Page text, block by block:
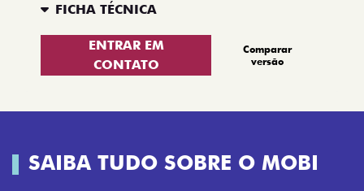
FICHA TÉCNICA
ENTRAR EM
CONTATO
Comparar
versão
SAIBA TUDO SOBRE O MOBI